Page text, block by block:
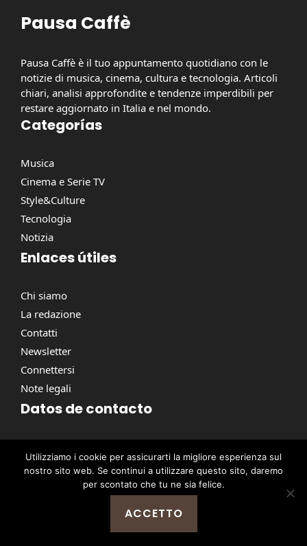
Pausa Caffè
Pausa Caffè è il tuo appuntamento quotidiano con le
notizie di musica, cinema, cultura e tecnologia. Articoli
chiari, analisi approfondite e tendenze imperdibili per
restare aggiornato in Italia e nel mondo.
Categorías
Musica
Cinema e Serie TV
Style&Culture
Tecnologia
Notizia
Enlaces útiles
Chi siamo
La redazione
Contatti
Newsletter
Connettersi
Note legali
Datos de contacto
contact@pausacaffe.net
+39 06 9453 2781
@ 2026 | © Tutti i diritti riservati -
Utilizziamo i cookie per assicurarti la migliore esperienza sul
nostro sito web. Se continui a utilizzare questo sito, daremo
per scontato che tu ne sia felice.
ACCETTO